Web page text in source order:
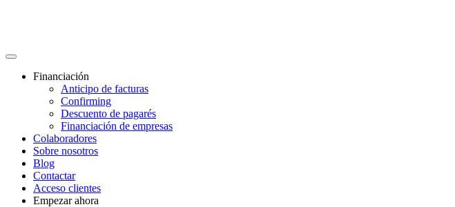
Financiación
Anticipo de facturas
Confirming
Descuento de pagarés
Financiación de empresas
Colaboradores
Sobre nosotros
Blog
Contactar
Acceso clientes
Empezar ahora